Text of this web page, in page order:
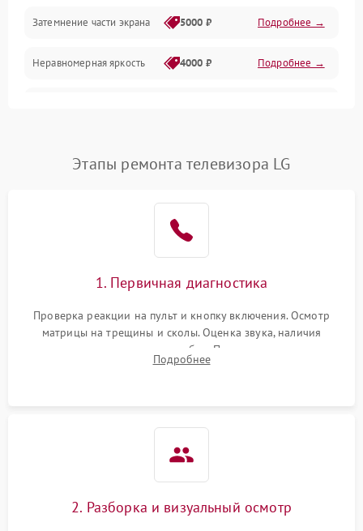
Механические повреждения
Программное обеспечение
Сеть и подключения
Затемнение части экрана 5000 ₽ Подробнее →
Неравномерная яркость 4000 ₽ Подробнее →
Этапы ремонта телевизора LG
1. Первичная диагностика
Проверка реакции на пульт и кнопку включения. Осмотр
матрицы на трещины и сколы. Оценка звука, наличия
подсветки и индикаторов ошибок. Подключение тестовых
источников сигнала для выявления симптомов поломки.
Подробнее
2. Разборка и визуальный осмотр